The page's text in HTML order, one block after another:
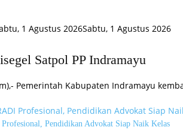
1 Agustus 2026Sabtu, 1 Agustus 2026
Satpol PP Indramayu
Pemerintah Kabupaten Indramayu
Pendidikan Advokat Siap Naik Kelas